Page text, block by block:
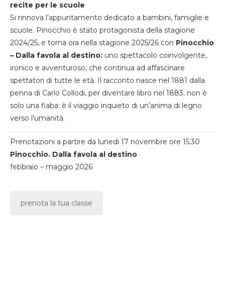
recite per le scuole
Si rinnova l’appuntamento dedicato a bambini, famiglie e
scuole. Pinocchio è stato protagonista della stagione
2024/25, e torna ora nella stagione 2025/26 con Pinocchio
– Dalla favola al destino: uno spettacolo coinvolgente,
ironico e avventuroso, che continua ad affascinare
spettatori di tutte le età. Il racconto nasce nel 1881 dalla
penna di Carlo Collodi, per diventare libro nel 1883. non è
solo una fiaba: è il viaggio inquieto di un’anima di legno
verso l’umanità.
Prenotazioni a partire da lunedi 17 novembre ore 15.30
Pinocchio. Dalla favola al destino
febbraio – maggio 2026
prenota la tua classe